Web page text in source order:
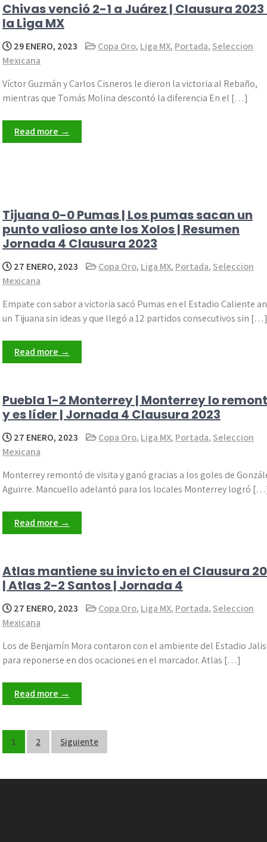
Chivas venció 2-1 a Juárez | Clausura 2023
la Liga MX
29 ENERO, 2023 Copa Oro, Liga MX, Portada, Seleccion
Mexicana
Víctor Guzmán y Carlos Cisneros le dieron la victoria al Rebaño,
mientras que Tomás Molina descontó la diferencia En el […]
Read more →
Tijuana 0-0 Pumas | Los pumas sacan un
punto valioso ante los Xolos | Resumen
Jornada 4 Clausura 2023
27 ENERO, 2023 Copa Oro, Liga MX, Portada, Seleccion
Mexicana
Empate con sabor a victoria sacó Pumas en el Estadio Caliente
un Tijuana sin ideas y que llegó a 12 partidos consecutivos sin […]
Read more →
Puebla 1-2 Monterrey | Monterrey lo
y es líder | Jornada 4 Clausura 2023
27 ENERO, 2023 Copa Oro, Liga MX, Portada, Seleccion
Mexicana
Monterrey remontó de visita y ganó gracias a los goles de
Aguirre. Mancuello adelantó para los locales Monterrey logró
Read more →
Atlas mantiene su invicto en el Clausura
| Atlas 2-2 Santos | Jornada 4
27 ENERO, 2023 Copa Oro, Liga MX, Portada, Seleccion
Mexicana
Los de Benjamín Mora contaron con el ambiente del Estadio
para reponerse en dos ocaciones en el marcador. Atlas […]
Read more →
Paginación
1 2 Siguiente